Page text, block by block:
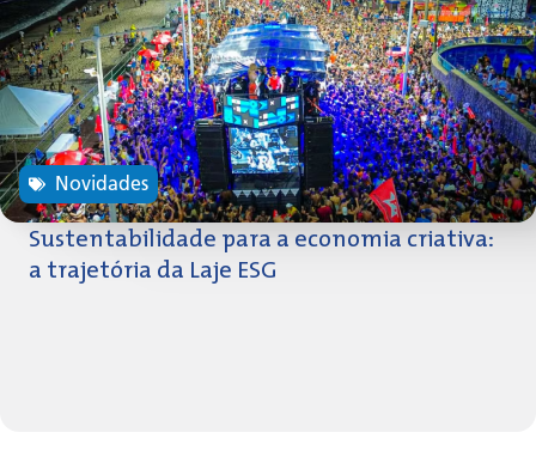
Novidades
Sustentabilidade para a economia criativa:
a trajetória da Laje ESG